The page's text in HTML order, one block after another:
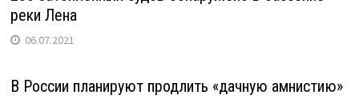
реки Лена
06.07.2021
В России планируют продлить «дачную амнистию»